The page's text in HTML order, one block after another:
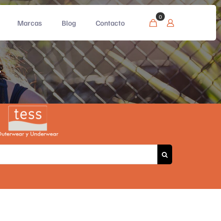
Marcas Blog Contacto
0